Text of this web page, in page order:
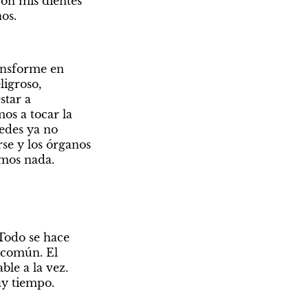
en
a
a tocar la
ya no
y los órganos
nada.
se hace
El
a la vez.
tiempo.